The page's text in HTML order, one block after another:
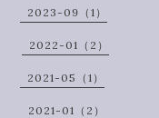
2023-09（1）
2022-01（2）
2021-05（1）
2021-01（2）